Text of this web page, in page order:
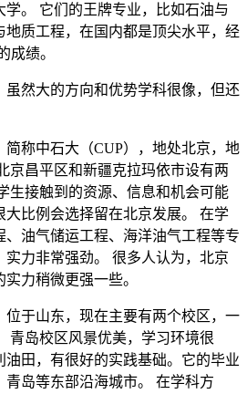
。 它们的王牌专业，比如石油与
地质工程，在国内都是顶尖水平，经
成绩。
然大的方向和优势学科很像，但还
简称中石大（CUP），地处北京，地
京昌平区和新疆克拉玛依市设有两
生接触到的资源、信息和机会可能
大比例会选择留在北京发展。 在学
油气储运工程、海洋油气工程等专
实力非常强劲。 很多人认为，北京
力稍微更强一些。
位于山东，现在主要有两个校区，一
青岛校区风景优美，学习环境很
田，有很好的实践基础。它的毕业
青岛等东部沿海城市。 在学科方